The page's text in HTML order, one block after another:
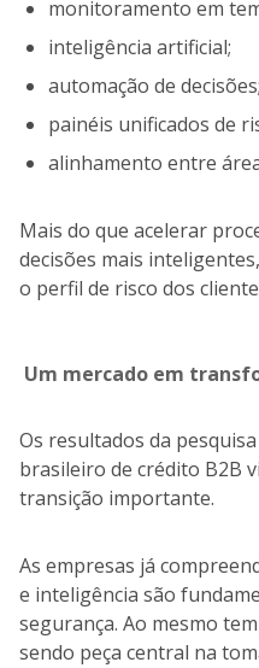
monitoramento em
inteligência artificial;
automação de decisões;
painéis unificados de
alinhamento entre
Mais do que acelerar
decisões mais
o perfil de risco dos
Um mercado em
Os resultados da
brasileiro de crédito B2B
transição importante.
As empresas já
e inteligência são
segurança. Ao mesmo
sendo peça central na